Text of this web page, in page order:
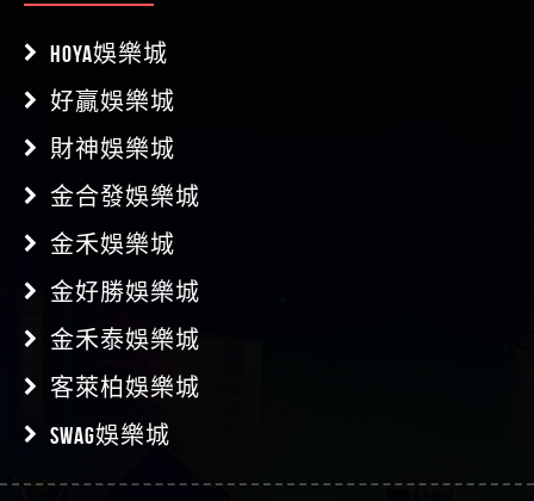
HOYA娛樂城
好贏娛樂城
財神娛樂城
金合發娛樂城
金禾娛樂城
金好勝娛樂城
金禾泰娛樂城
客萊柏娛樂城
SWAG娛樂城